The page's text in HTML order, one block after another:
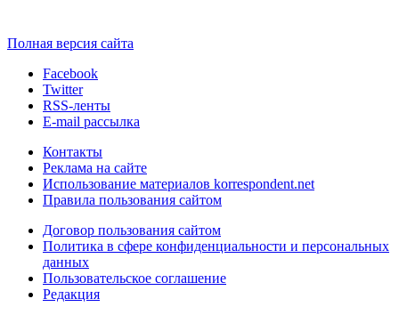
Полная версия сайта
Facebook
Twitter
RSS-ленты
E-mail рассылка
Контакты
Реклама на сайте
Использование материалов korrespondent.net
Правила пользования сайтом
Договор пользования сайтом
Политика в сфере конфиденциальности и персональных
данных
Пользовательское соглашение
Редакция